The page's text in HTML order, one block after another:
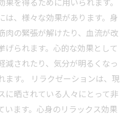
は、様々な効果があります。身
肉の緊張が解けたり、血流が改
げられます。心的な効果として
減されたり、気分が明るくなっ
ます。 リラクゼーションは、現
に晒されている人々にとって非
います。心身のリラックス効果